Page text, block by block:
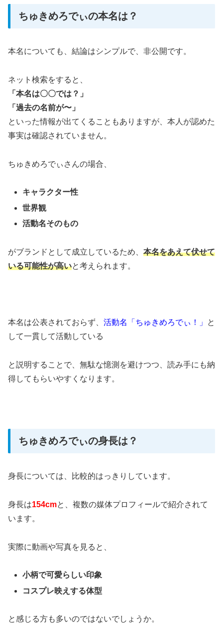
ちゅきめろでぃの本名は？
本名についても、結論はシンプルで、非公開です。
ネット検索をすると、
「本名は〇〇では？」
「過去の名前が〜」
といった情報が出てくることもありますが、本人が認めた
事実は確認されていません。
ちゅきめろでぃさんの場合、
キャラクター性
世界観
活動名そのもの
がブランドとして成立しているため、 本名をあえて伏せて
いる可能性が高いと考えられます。
本名は公表されておらず、 活動名「ちゅきめろでぃ！」
と
して一貫して活動している
と説明することで、無駄な憶測を避けつつ、読み手にも納
得してもらいやすくなります。
ちゅきめろでぃの身長は？
身長については、比較的はっきりしています。
身長は154cmと、複数の媒体プロフィールで紹介されて
います。
実際に動画や写真を見ると、
小柄で可愛らしい印象
コスプレ映えする体型
と感じる方も多いのではないでしょうか。